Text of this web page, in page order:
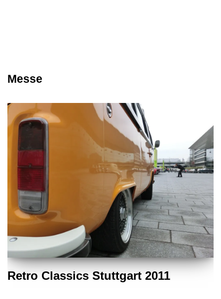
Messe
Retro Classics Stuttgart 2011